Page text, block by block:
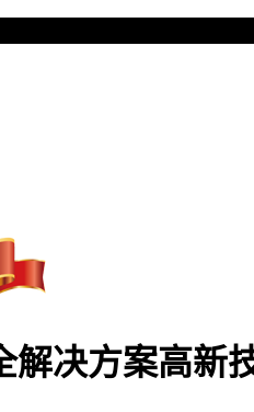
解决方案高新